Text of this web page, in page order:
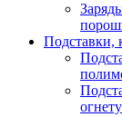
Подставки,